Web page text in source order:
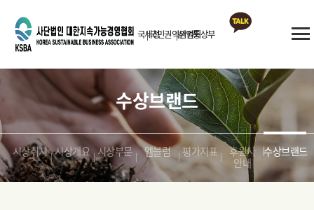
국세청국민권익위원회
산업통상부
수상브랜드
시상취지 시상개요 시상부문 엠블럼 평가지표 후원사
안내
수상브랜드